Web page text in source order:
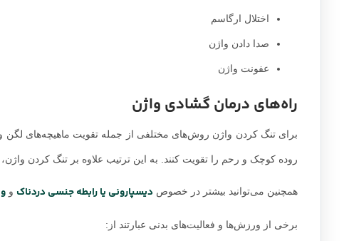
اختلال ارگاسم
صدا دادن واژن
عفونت واژن
راه‌های درمان گشادی واژن
برای تنگ کردن واژن روش‌های مختلفی از جمله تقویت ماهیچه‌های لگن
روده کوچک و رحم را تقویت کنند. به این ترتیب علاوه بر تنگ کردن
همچنین می‌توانید بیشتر در خصوص دیسپارونی یا رابطه جنسی دردناک و
برخی از ورزش‌ها و فعالیت‌های بدنی عبارتند از: